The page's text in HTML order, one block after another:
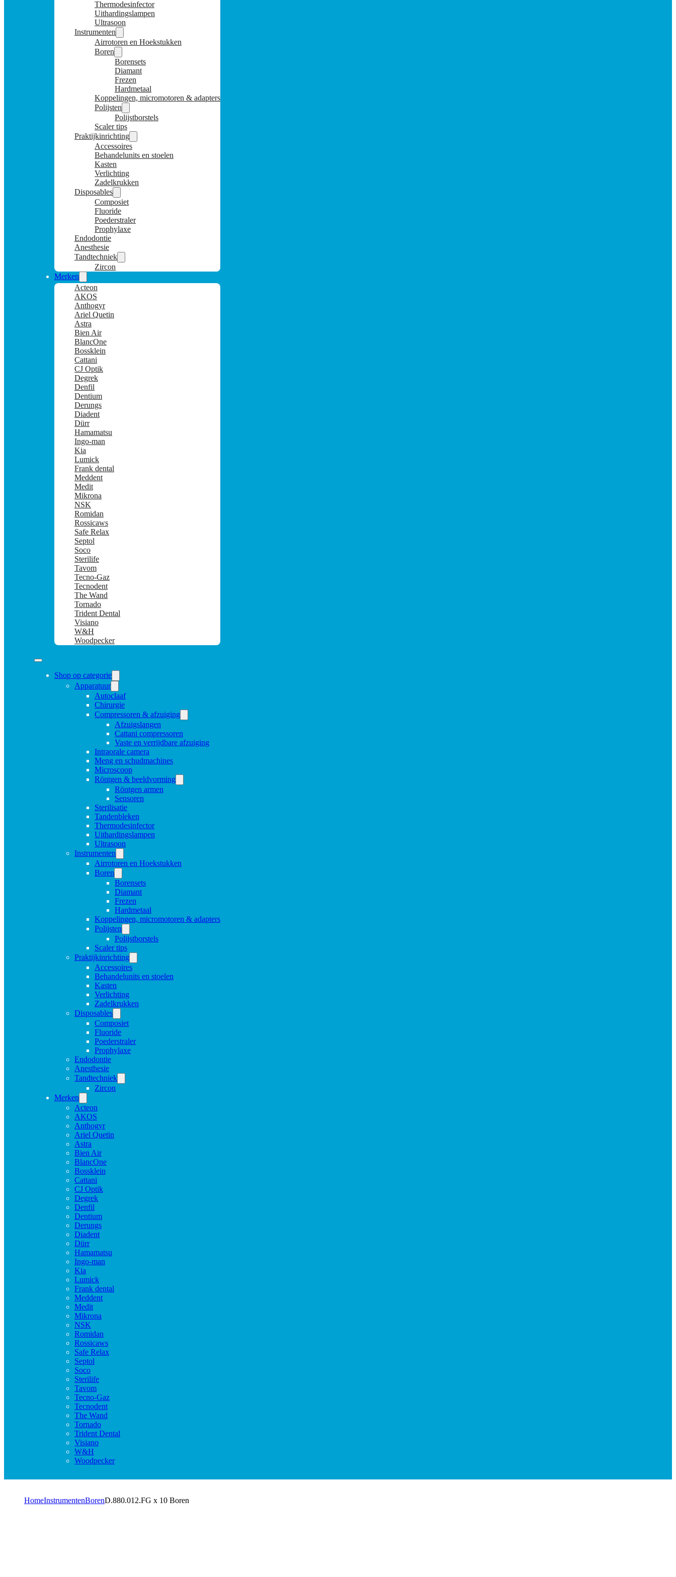
Thermodesinfector
Uithardingslampen
Ultrasoon
Instrumenten
Airrotoren en Hoekstukken
Boren
Borensets
Diamant
Frezen
Hardmetaal
Koppelingen, micromotoren & adapters
Polijsten
Polijstborstels
Scaler tips
Praktijkinrichting
Accessoires
Behandelunits en stoelen
Kasten
Verlichting
Zadelkrukken
Disposables
Composiet
Fluoride
Poederstraler
Prophylaxe
Endodontie
Anesthesie
Tandtechniek
Zircon
Merken
Acteon
AKOS
Anthogyr
Ariel Quetin
Astra
Bien Air
BlancOne
Bossklein
Cattani
CJ Optik
Degrek
Denfil
Dentium
Derungs
Diadent
Dürr
Hamamatsu
Ingo-man
Kia
Lumick
Frank dental
Meddent
Medit
Mikrona
NSK
Romidan
Rossicaws
Safe Relax
Septol
Soco
Sterilife
Tavom
Tecno-Gaz
Tecnodent
The Wand
Tornado
Trident Dental
Visiano
W&H
Woodpecker
Shop op categorie
Apparatuur
Autoclaaf
Chirurgie
Compressoren & afzuiging
Afzuigslangen
Cattani compressoren
Vaste en verrijdbare afzuiging
Intraorale camera
Meng en schudmachines
Microscoop
Röntgen & beeldvorming
Röntgen armen
Sensoren
Sterilisatie
Tandenbleken
Thermodesinfector
Uithardingslampen
Ultrasoon
Instrumenten
Airrotoren en Hoekstukken
Boren
Borensets
Diamant
Frezen
Hardmetaal
Koppelingen, micromotoren & adapters
Polijsten
Polijstborstels
Scaler tips
Praktijkinrichting
Accessoires
Behandelunits en stoelen
Kasten
Verlichting
Zadelkrukken
Disposables
Composiet
Fluoride
Poederstraler
Prophylaxe
Endodontie
Anesthesie
Tandtechniek
Zircon
Merken
Acteon
AKOS
Anthogyr
Ariel Quetin
Astra
Bien Air
BlancOne
Bossklein
Cattani
CJ Optik
Degrek
Denfil
Dentium
Derungs
Diadent
Dürr
Hamamatsu
Ingo-man
Kia
Lumick
Frank dental
Meddent
Medit
Mikrona
NSK
Romidan
Rossicaws
Safe Relax
Septol
Soco
Sterilife
Tavom
Tecno-Gaz
Tecnodent
The Wand
Tornado
Trident Dental
Visiano
W&H
Woodpecker
HomeInstrumentenBorenD.880.012.FG x 10 Boren